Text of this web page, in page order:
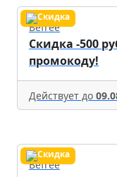
Befree
Скидка -500
промокоду!
Действует до
Befree